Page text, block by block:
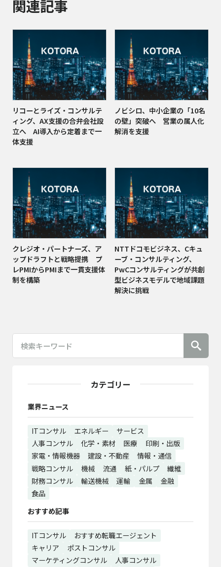
カテゴリー
業界ニュース
ITコンサル エネルギー
サービス
人事コンサル
化学・素材 医療
印刷・出版
家電・情報機器
建設・不動産
情報・通信
戦略コンサル
機械 流通 紙・パルプ
繊維
財務コンサル
輸送機械 運輸 金属
金融
食品
おすすめ記事
ITコンサル
おすすめ転職エージェント
キャリア
ポストコンサル
マーケティングコンサル
人事コンサル
関連記事
リコーとライズ・コンサルテ
ィング、AX支援の合弁会社設
立へ AI導入から定着まで一
体支援
ノビシロ、中小企業の「10名
の壁」突破へ 営業の属人化
解消を支援
クレジオ・パートナーズ、ア
ップドラフトと戦略提携 プ
レPMIからPMIまで一貫支援体
制を構築
NTTドコモビジネス、Cキュ
ーブ・コンサルティング、
PwCコンサルティングが共創
型ビジネスモデルで地域課題
解決に挑戦